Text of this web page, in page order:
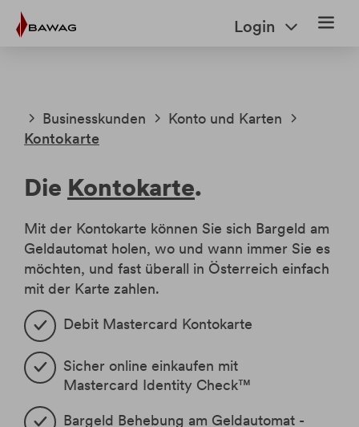
Weiter
zum
Weiter
zur
Login
Businesskunden
Konto und Karten
Konto
Karten
Finanzieren
Veranlagung
SparBox Flex Business
Gewinnfreibetrag
Banking
Cash-In Service
Services
Online Shop
Businesskunden
Konto und Karten
Kontokarte
Die Kontokarte.
Mit der Kontokarte können Sie sich Bargeld am
Geldautomat holen, wo und wann immer Sie es
möchten, und fast überall in Österreich einfach
mit der Karte zahlen.
Debit Mastercard Kontokarte
Sicher online einkaufen mit
Mastercard Identity Check™
Bargeld Behebung am Geldautomat -